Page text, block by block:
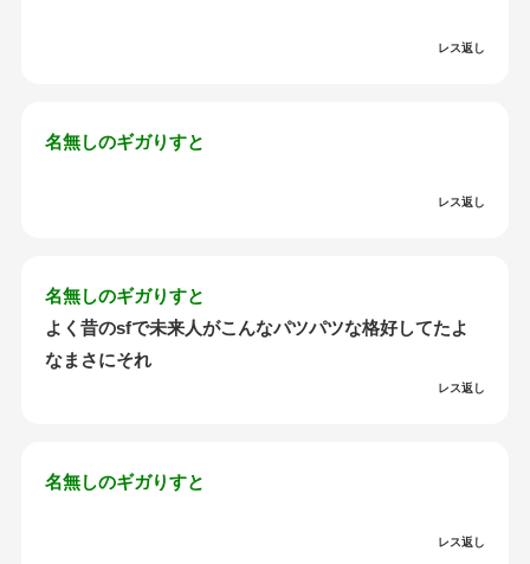
レス返し
名無しのギガりすと
レス返し
名無しのギガりすと
よく昔のsfで未来人がこんなパツパツな格好してたよ
なまさにそれ
レス返し
名無しのギガりすと
レス返し